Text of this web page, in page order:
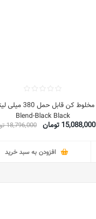
مخلوط کن قابل حمل
Blend-Black Black
15,088,000 تومان 18,796,000 تومان
افزودن به سبد خرید